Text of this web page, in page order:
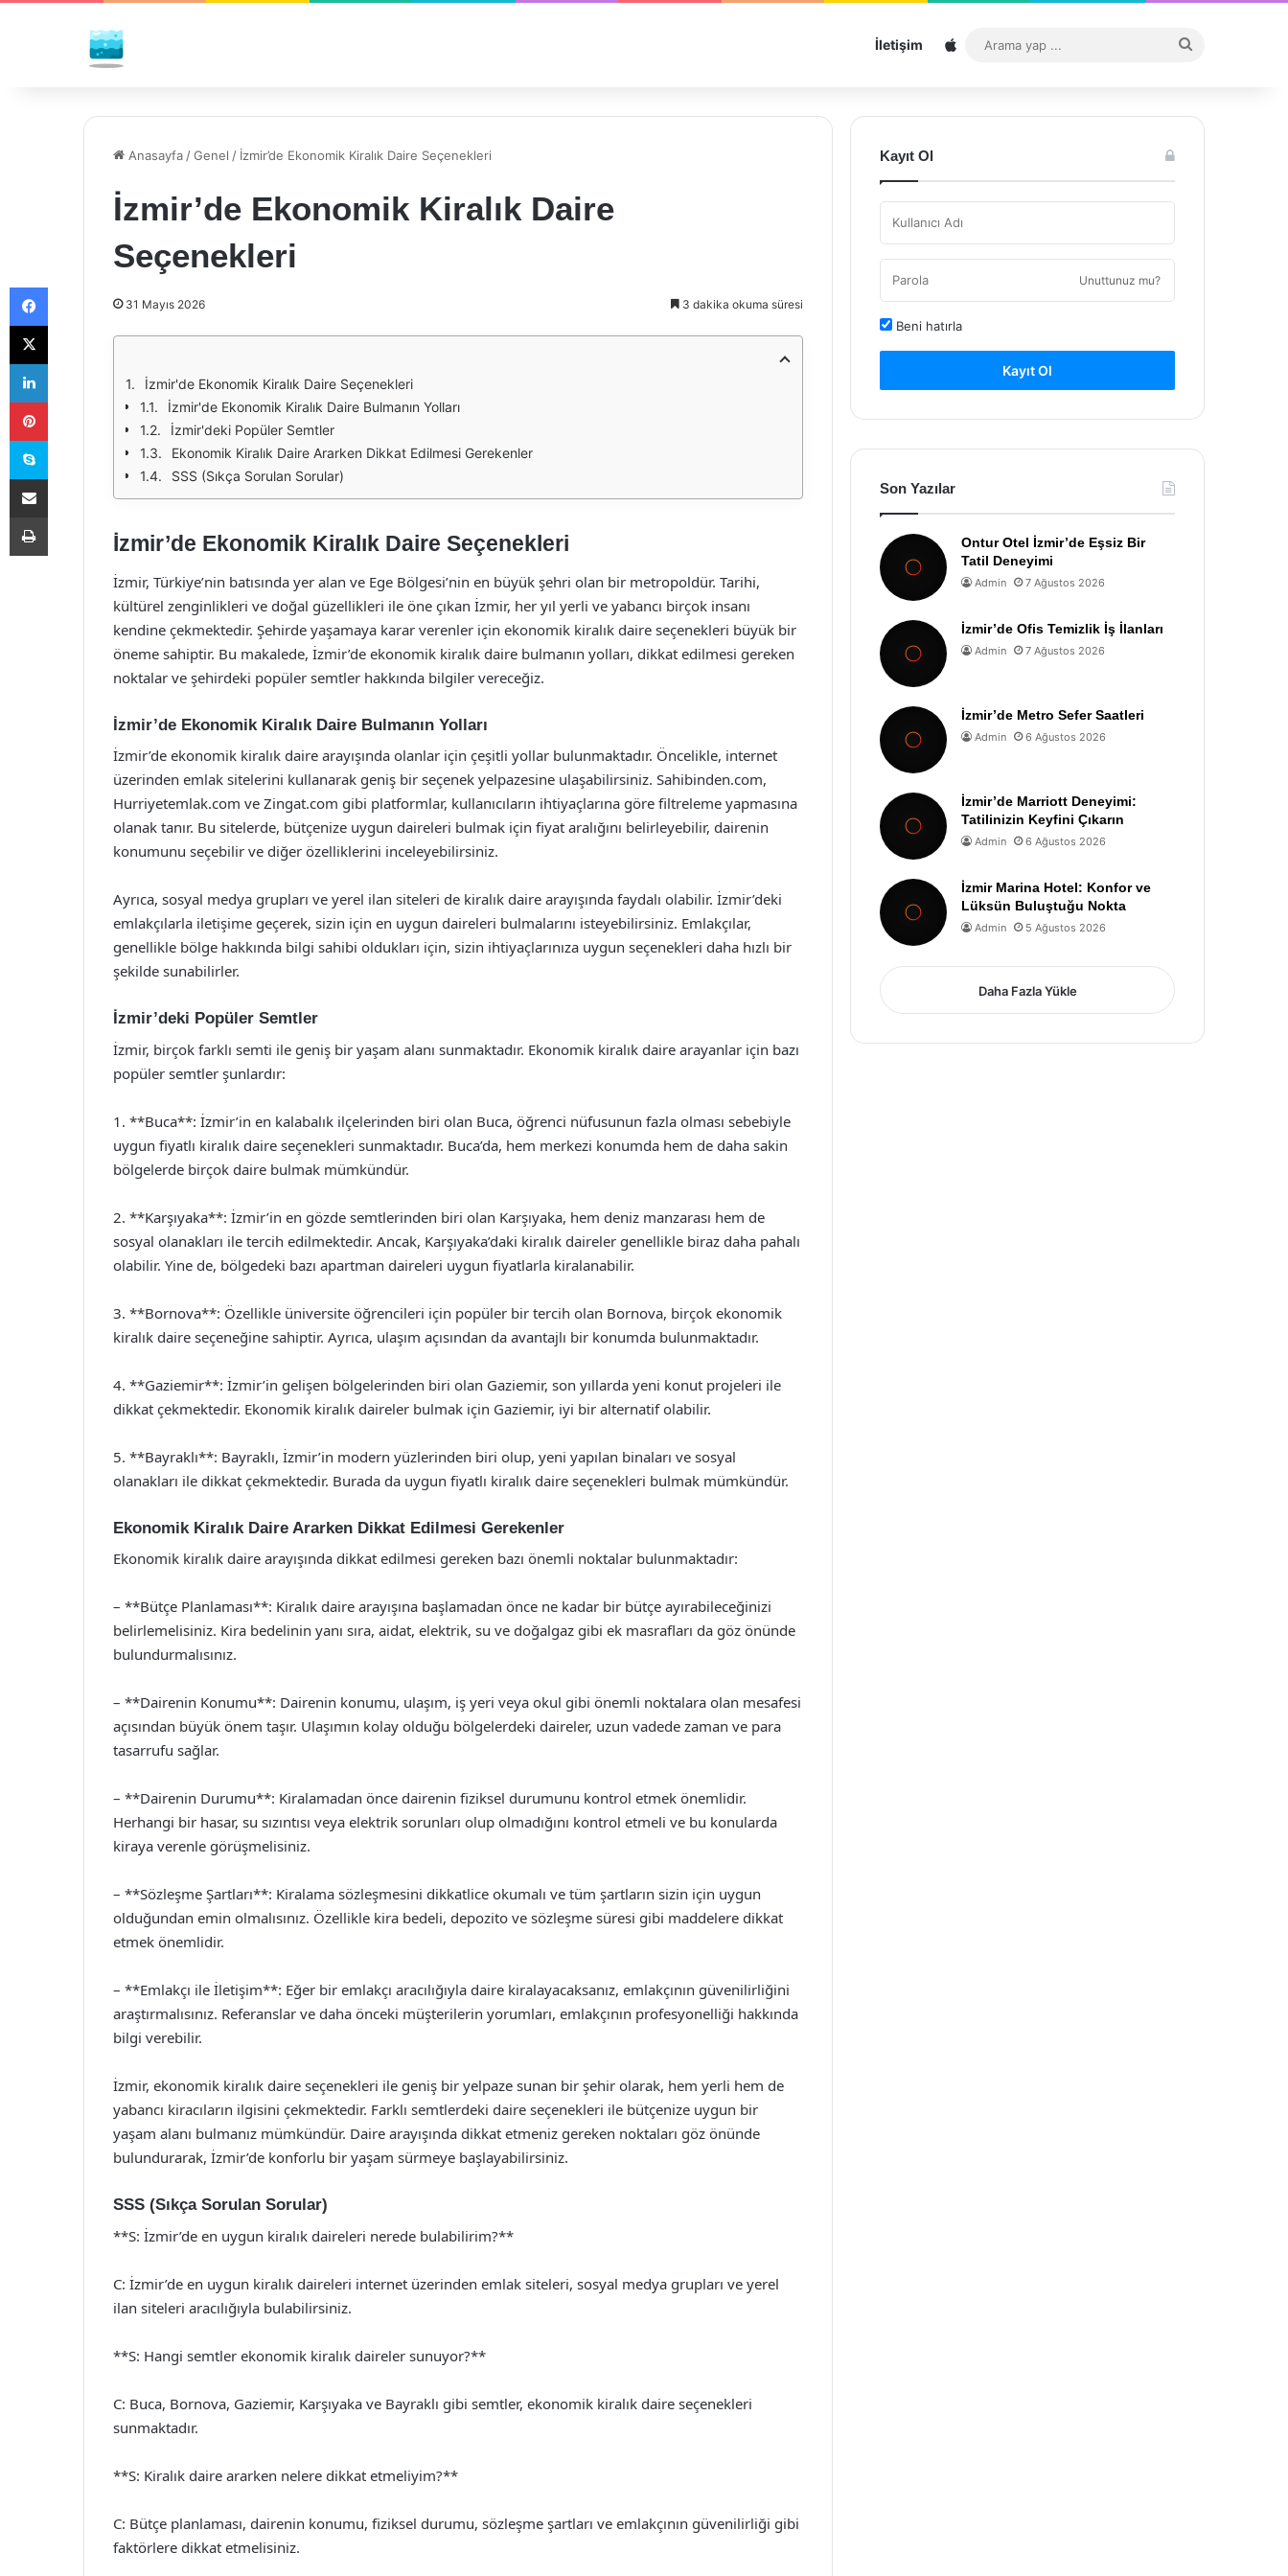
İletişim Sitemap
...
Anasayfa /Genel / İzmir’de Ekonomik Kiralık Daire Seçenekleri
İzmir’de Ekonomik Kiralık Daire
Seçenekleri
31 Mayıs 2026 3 dakika okuma süresi
İzmir'de Ekonomik Kiralık Daire Seçenekleri
İzmir'de Ekonomik Kiralık Daire Bulmanın Yolları
İzmir'deki Popüler Semtler
Ekonomik Kiralık Daire Ararken Dikkat Edilmesi Gerekenler
SSS (Sıkça Sorulan Sorular)
İzmir’de Ekonomik Kiralık Daire Seçenekleri
İzmir, Türkiye’nin batısında yer alan ve Ege Bölgesi’nin en büyük şehri olan bir metropoldür. Tarihi,
kültürel zenginlikleri ve doğal güzellikleri ile öne çıkan İzmir, her yıl yerli ve yabancı birçok insanı
kendine çekmektedir. Şehirde yaşamaya karar verenler için ekonomik kiralık daire seçenekleri büyük bir
öneme sahiptir. Bu makalede, İzmir’de ekonomik kiralık daire bulmanın yolları, dikkat edilmesi gereken
noktalar ve şehirdeki popüler semtler hakkında bilgiler vereceğiz.
İzmir’de Ekonomik Kiralık Daire Bulmanın Yolları
İzmir’de ekonomik kiralık daire arayışında olanlar için çeşitli yollar bulunmaktadır. Öncelikle, internet
üzerinden emlak sitelerini kullanarak geniş bir seçenek yelpazesine ulaşabilirsiniz. Sahibinden.com,
Hurriyetemlak.com ve Zingat.com gibi platformlar, kullanıcıların ihtiyaçlarına göre filtreleme yapmasına
olanak tanır. Bu sitelerde, bütçenize uygun daireleri bulmak için fiyat aralığını belirleyebilir, dairenin
konumunu seçebilir ve diğer özelliklerini inceleyebilirsiniz.
Ayrıca, sosyal medya grupları ve yerel ilan siteleri de kiralık daire arayışında faydalı olabilir. İzmir’deki
emlakçılarla iletişime geçerek, sizin için en uygun daireleri bulmalarını isteyebilirsiniz. Emlakçılar,
genellikle bölge hakkında bilgi sahibi oldukları için, sizin ihtiyaçlarınıza uygun seçenekleri daha hızlı bir
şekilde sunabilirler.
İzmir’deki Popüler Semtler
İzmir, birçok farklı semti ile geniş bir yaşam alanı sunmaktadır. Ekonomik kiralık daire arayanlar için bazı
popüler semtler şunlardır:
1. **Buca**: İzmir’in en kalabalık ilçelerinden biri olan Buca, öğrenci nüfusunun fazla olması sebebiyle
uygun fiyatlı kiralık daire seçenekleri sunmaktadır. Buca’da, hem merkezi konumda hem de daha sakin
bölgelerde birçok daire bulmak mümkündür.
2. **Karşıyaka**: İzmir’in en gözde semtlerinden biri olan Karşıyaka, hem deniz manzarası hem de
sosyal olanakları ile tercih edilmektedir. Ancak, Karşıyaka’daki kiralık daireler genellikle biraz daha pahalı
olabilir. Yine de, bölgedeki bazı apartman daireleri uygun fiyatlarla kiralanabilir.
3. **Bornova**: Özellikle üniversite öğrencileri için popüler bir tercih olan Bornova, birçok ekonomik
kiralık daire seçeneğine sahiptir. Ayrıca, ulaşım açısından da avantajlı bir konumda bulunmaktadır.
4. **Gaziemir**: İzmir’in gelişen bölgelerinden biri olan Gaziemir, son yıllarda yeni konut projeleri ile
dikkat çekmektedir. Ekonomik kiralık daireler bulmak için Gaziemir, iyi bir alternatif olabilir.
5. **Bayraklı**: Bayraklı, İzmir’in modern yüzlerinden biri olup, yeni yapılan binaları ve sosyal
olanakları ile dikkat çekmektedir. Burada da uygun fiyatlı kiralık daire seçenekleri bulmak mümkündür.
Ekonomik Kiralık Daire Ararken Dikkat Edilmesi Gerekenler
Ekonomik kiralık daire arayışında dikkat edilmesi gereken bazı önemli noktalar bulunmaktadır:
– **Bütçe Planlaması**: Kiralık daire arayışına başlamadan önce ne kadar bir bütçe ayırabileceğinizi
belirlemelisiniz. Kira bedelinin yanı sıra, aidat, elektrik, su ve doğalgaz gibi ek masrafları da göz önünde
bulundurmalısınız.
– **Dairenin Konumu**: Dairenin konumu, ulaşım, iş yeri veya okul gibi önemli noktalara olan mesafesi
açısından büyük önem taşır. Ulaşımın kolay olduğu bölgelerdeki daireler, uzun vadede zaman ve para
tasarrufu sağlar.
– **Dairenin Durumu**: Kiralamadan önce dairenin fiziksel durumunu kontrol etmek önemlidir.
Herhangi bir hasar, su sızıntısı veya elektrik sorunları olup olmadığını kontrol etmeli ve bu konularda
kiraya verenle görüşmelisiniz.
– **Sözleşme Şartları**: Kiralama sözleşmesini dikkatlice okumalı ve tüm şartların sizin için uygun
olduğundan emin olmalısınız. Özellikle kira bedeli, depozito ve sözleşme süresi gibi maddelere dikkat
etmek önemlidir.
– **Emlakçı ile İletişim**: Eğer bir emlakçı aracılığıyla daire kiralayacaksanız, emlakçının güvenilirliğini
araştırmalısınız. Referanslar ve daha önceki müşterilerin yorumları, emlakçının profesyonelliği hakkında
bilgi verebilir.
İzmir, ekonomik kiralık daire seçenekleri ile geniş bir yelpaze sunan bir şehir olarak, hem yerli hem de
yabancı kiracıların ilgisini çekmektedir. Farklı semtlerdeki daire seçenekleri ile bütçenize uygun bir
yaşam alanı bulmanız mümkündür. Daire arayışında dikkat etmeniz gereken noktaları göz önünde
bulundurarak, İzmir’de konforlu bir yaşam sürmeye başlayabilirsiniz.
SSS (Sıkça Sorulan Sorular)
**S: İzmir’de en uygun kiralık daireleri nerede bulabilirim?**
C: İzmir’de en uygun kiralık daireleri internet üzerinden emlak siteleri, sosyal medya grupları ve yerel
ilan siteleri aracılığıyla bulabilirsiniz.
**S: Hangi semtler ekonomik kiralık daireler sunuyor?**
C: Buca, Bornova, Gaziemir, Karşıyaka ve Bayraklı gibi semtler, ekonomik kiralık daire seçenekleri
sunmaktadır.
**S: Kiralık daire ararken nelere dikkat etmeliyim?**
C: Bütçe planlaması, dairenin konumu, fiziksel durumu, sözleşme şartları ve emlakçının güvenilirliği gibi
faktörlere dikkat etmelisiniz.
Kayıt Ol
Unuttunuz mu?
Beni hatırla
Kayıt Ol
Son Yazılar
Ontur Otel İzmir’de Eşsiz Bir
Tatil Deneyimi
Admin 7 Ağustos 2026
İzmir’de Ofis Temizlik İş İlanları
Admin 7 Ağustos 2026
İzmir’de Metro Sefer Saatleri
Admin 6 Ağustos 2026
İzmir’de Marriott Deneyimi:
Tatilinizin Keyfini Çıkarın
Admin 6 Ağustos 2026
İzmir Marina Hotel: Konfor ve
Lüksün Buluştuğu Nokta
Admin 5 Ağustos 2026
Daha Fazla Yükle
Facebook
X
LinkedIn
Pinterest
Skype
E-Posta ile paylaş